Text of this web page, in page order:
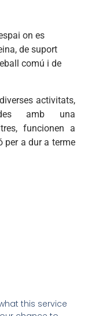
on es
de suport
comú i de
activitats,
amb una
funcionen a
per a dur a terme
this service